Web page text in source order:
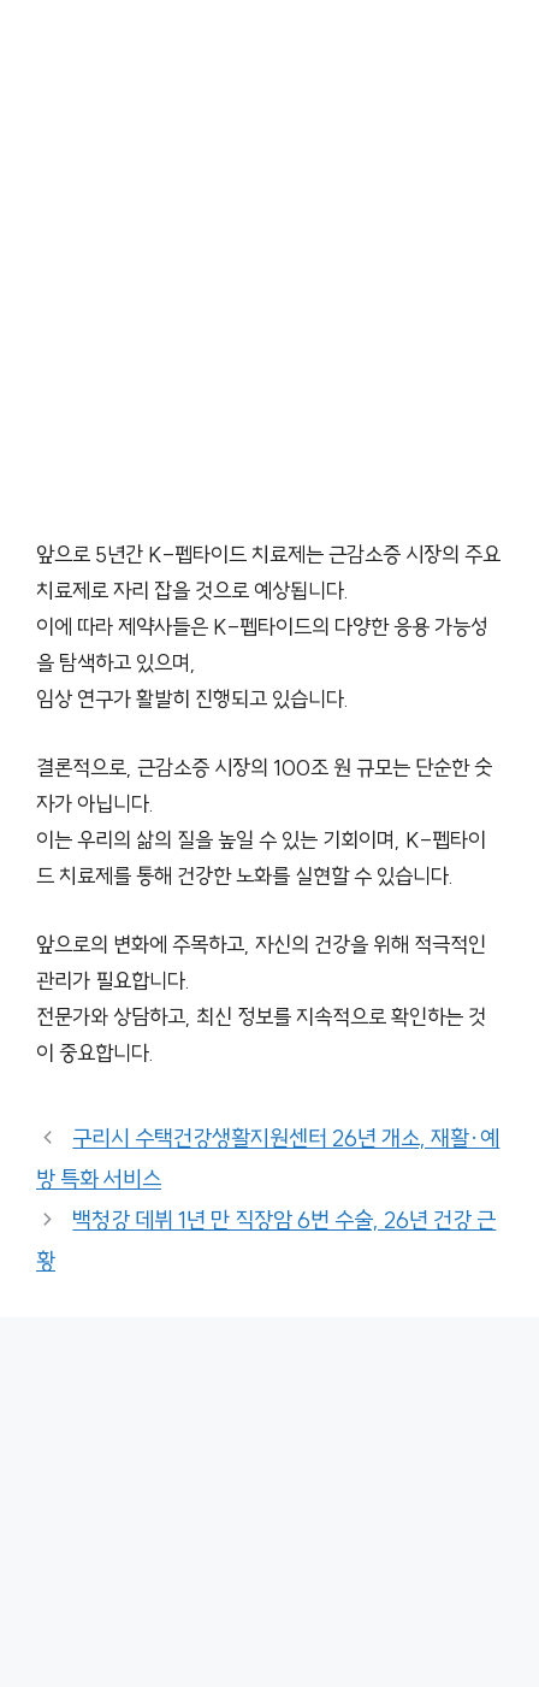
앞으로 5년간 K-펩타이드 치료제는 근감소증 시장의 주요
치료제로 자리 잡을 것으로 예상됩니다.
이에 따라 제약사들은 K-펩타이드의 다양한 응용 가능성
을 탐색하고 있으며,
임상 연구가 활발히 진행되고 있습니다.
결론적으로, 근감소증 시장의 100조 원 규모는 단순한 숫
자가 아닙니다.
이는 우리의 삶의 질을 높일 수 있는 기회이며, K-펩타이
드 치료제를 통해 건강한 노화를 실현할 수 있습니다.
앞으로의 변화에 주목하고, 자신의 건강을 위해 적극적인
관리가 필요합니다.
전문가와 상담하고, 최신 정보를 지속적으로 확인하는 것
이 중요합니다.
구리시 수택건강생활지원센터 26년 개소, 재활·예
방 특화 서비스
백청강 데뷔 1년 만 직장암 6번 수술, 26년 건강 근
황